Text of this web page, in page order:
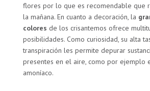
flores por lo que es recomendable que
la mañana. En cuanto a decoración, la
colores de los crisantemos ofrece
posibilidades. Como curiosidad, su alta
transpiración les permite depurar
presentes en el aire, como por ejemplo
amoníaco.